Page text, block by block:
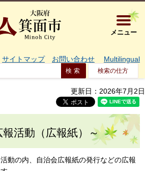
大阪府箕
メニュー
サイトマップ お問い合わせ Multilingual
検索の仕方
更新日：2026年7月2日
報活動（広報紙）～
動の内、自治会広報紙の発行などの広報